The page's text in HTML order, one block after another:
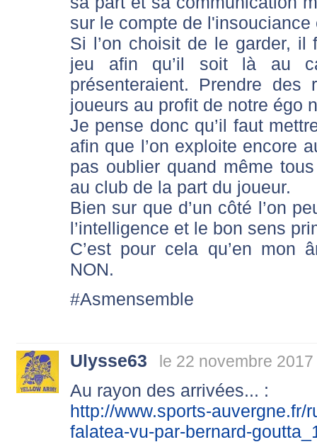
sur le compte de
Si l’on choisit de le garder,
jeu afin qu’il soit là au
présenteraient. Prendre
joueurs au profit de notre égo
Je pense donc qu’il faut
afin que l’on exploite encore
pas oublier quand même
au club de la part du joueur.
Bien sur que d’un côté l’on
l’intelligence et le bon sens
C’est pour cela qu’en mon
NON.
#Asmensemble
Ulysse63 le 22 novembre
Au rayon des arrivées... :
http://www.sports-auvergne.fr/
falatea-vu-par-bernard-